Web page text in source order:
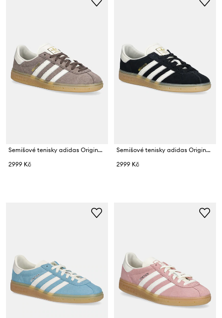
Semišové tenisky adidas Originals Muenchen W
2999 Kč
Semišové tenisky adidas Originals Muenchen W
2999 Kč